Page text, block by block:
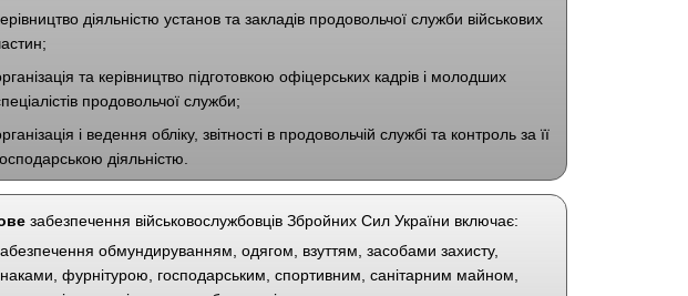
діяльністю установ та закладів продовольчої служби військових
та керівництво підготовкою офіцерських кадрів і молодших
продовольчої служби;
і ведення обліку, звітності в продовольчій службі та контроль за її
діяльністю.
забезпечення військовослужбовців Збройних Сил України включає:
обмундируванням, одягом, взуттям, засобами захисту,
фурнітурою, господарським, спортивним, санітарним майном,